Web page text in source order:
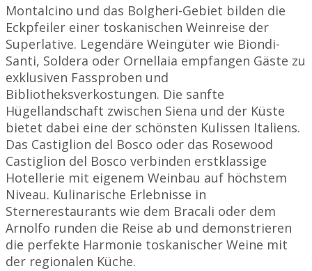
Montalcino und das Bolgheri-Gebiet bilden die
Eckpfeiler einer toskanischen Weinreise der
Superlative. Legendäre Weingüter wie Biondi-
Santi, Soldera oder Ornellaia empfangen Gäste zu
exklusiven Fassproben und
Bibliotheksverkostungen. Die sanfte
Hügellandschaft zwischen Siena und der Küste
bietet dabei eine der schönsten Kulissen Italiens.
Das Castiglion del Bosco oder das Rosewood
Castiglion del Bosco verbinden erstklassige
Hotellerie mit eigenem Weinbau auf höchstem
Niveau. Kulinarische Erlebnisse in
Sternerestaurants wie dem Bracali oder dem
Arnolfo runden die Reise ab und demonstrieren
die perfekte Harmonie toskanischer Weine mit
der regionalen Küche.